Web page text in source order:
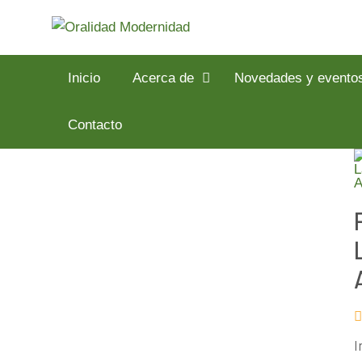
Inicio Acerca de Novedades y
Contacto